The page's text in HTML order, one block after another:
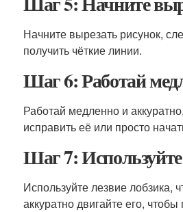
Начните вырезать рисунок,
получить чёткие линии.
Шаг 6: Работай
Работай медленно и
исправить её или просто
Шаг 7: Используйте
Используйте лезвие лобзика,
аккуратно двигайте его,